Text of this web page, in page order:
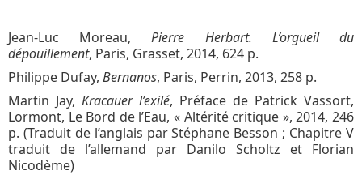
Jean-Luc Moreau,Pierre Herbart. L’orgueil du
dépouillement, Paris, Grasset, 2014, 624 p.
Philippe Dufay, Bernanos, Paris, Perrin, 2013, 258 p.
Martin Jay, Kracauer l’exilé, Préface de Patrick Vassort,
Lormont, Le Bord de l’Eau, « Altérité critique », 2014, 246
p. (Traduit de l’anglais par Stéphane Besson ; Chapitre V
traduit de l’allemand par Danilo Scholtz et Florian
Nicodème)